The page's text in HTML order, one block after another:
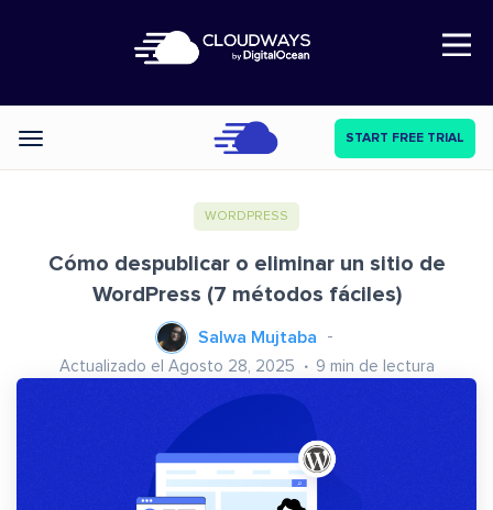
Open Nav
Categories START FREE TRIAL
WORDPRESS
Cómo despublicar o eliminar un sitio de
WordPress (7 métodos fáciles)
Salwa Mujtaba
Actualizado el Agosto 28, 2025 9 min de lectura